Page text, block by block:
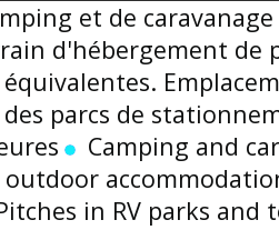
et de caravanage
d'hébergement de
parcs de
Camping and
outdoor
in RV parks and